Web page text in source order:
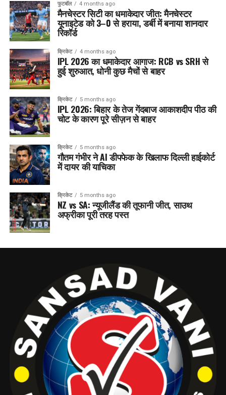
फुटबॉल 4 months ago
मैनचेस्टर सिटी का धमाकेदार जीत: मैनचेस्टर
यूनाइटेड को 3–0 से हराया, डर्बी में बनाया शानदार
रिकॉर्ड
क्रिकेट 4 months ago
IPL 2026 का धमाकेदार आगाज: RCB vs SRH से
हुई शुरुआत, धोनी कुछ मैचों से बाहर
क्रिकेट 5 months ago
IPL 2026: बिहार के तेज गेंदबाज आकाशदीप पीठ की
चोट के कारण पूरे सीज़न से बाहर
क्रिकेट 5 months ago
गौतम गंभीर ने AI डीपफेक के खिलाफ दिल्ली हाईकोर्ट
में दायर की याचिका
क्रिकेट 5 months ago
NZ vs SA: न्यूजीलैंड की तूफानी जीत, साउथ
अफ्रीका पूरी तरह पस्त